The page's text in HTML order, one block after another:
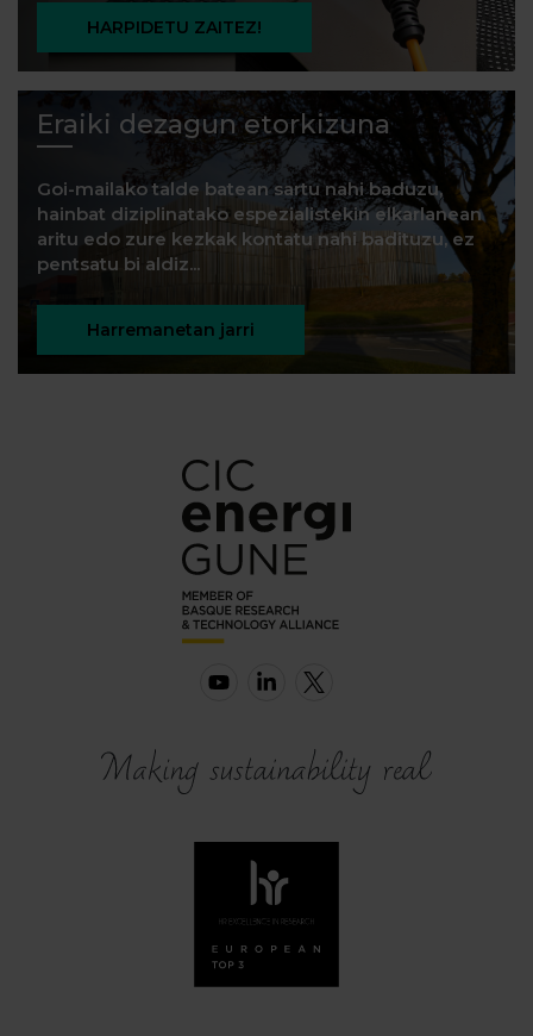
HARPIDETU ZAITEZ!
Eraiki dezagun etorkizuna
Goi-mailako talde batean sartu nahi baduzu,
hainbat diziplinatako espezialistekin elkarlanean
aritu edo zure kezkak kontatu nahi badituzu, ez
pentsatu bi aldiz...
Harremanetan jarri